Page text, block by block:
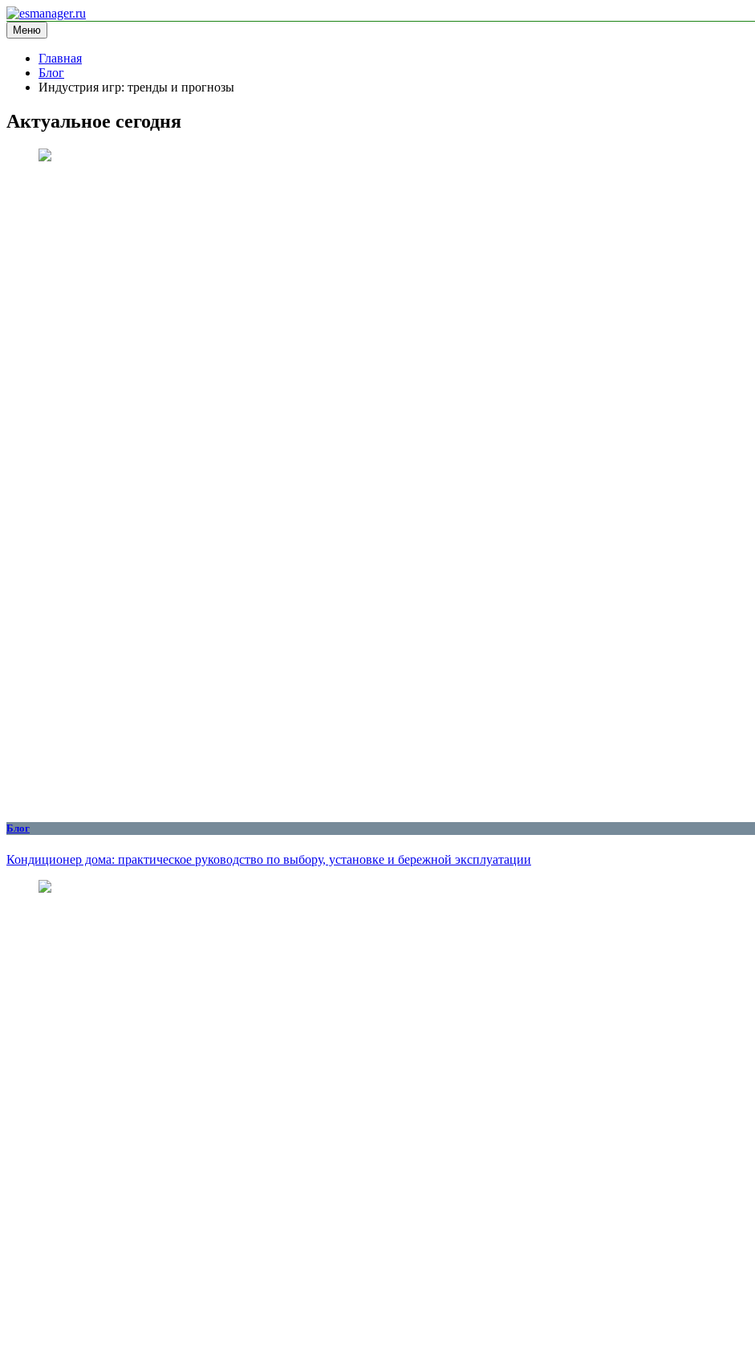
Перейти
к
содержимому
esmanager.ru
информационный сайт
Меню
Главная
Блог
Индустрия игр: тренды и прогнозы
Актуальное сегодня
Блог
Кондиционер дома: практическое руководство по выбору, установке и бережной эксплуатации